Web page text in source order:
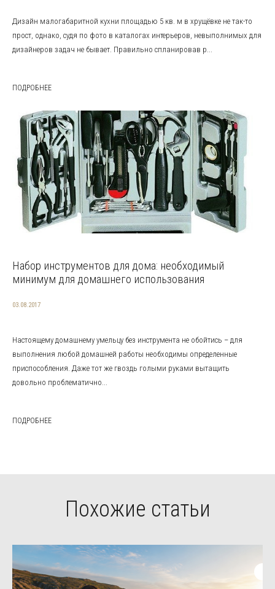
Дизайн малогабаритной кухни площадью 5 кв. м в хрущёвке не так-то
прост, однако, судя по фото в каталогах интерьеров, невыполнимых для
дизайнеров задач не бывает. Правильно спланировав р...
ПОДРОБНЕЕ
Набор инструментов для дома: необходимый
минимум для домашнего использования
03.08.2017
Настоящему домашнему умельцу без инструмента не обойтись – для
выполнения любой домашней работы необходимы определенные
приспособления. Даже тот же гвоздь голыми руками вытащить
довольно проблематично...
ПОДРОБНЕЕ
Похожие статьи